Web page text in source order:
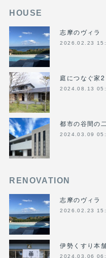
HOUSE
志摩のヴィラ
2026.02.23
庭につなぐ家2
2024.08.13
都市の谷間の
2024.03.09
RENOVATION
志摩のヴィラ
2026.02.23
伊勢くすり本
2024.03.06